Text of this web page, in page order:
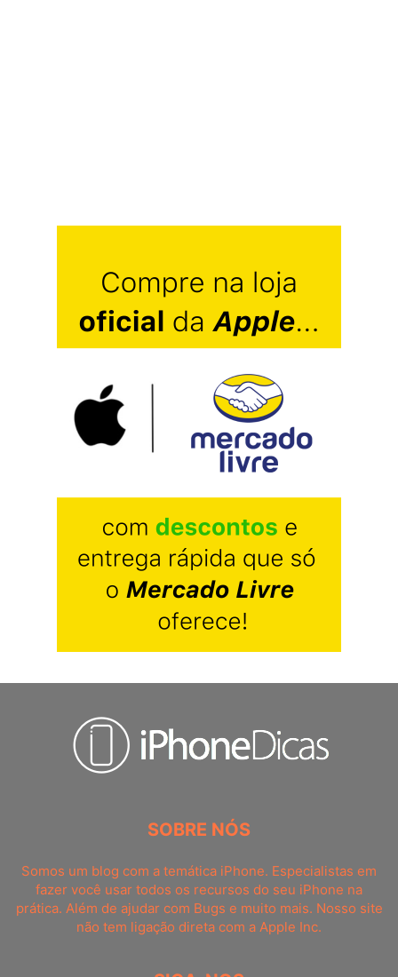
SOBRE NÓS
Somos um blog com a temática iPhone. Especialistas em
fazer você usar todos os recursos do seu iPhone na
prática. Além de ajudar com Bugs e muito mais. Nosso site
não tem ligação direta com a Apple Inc.